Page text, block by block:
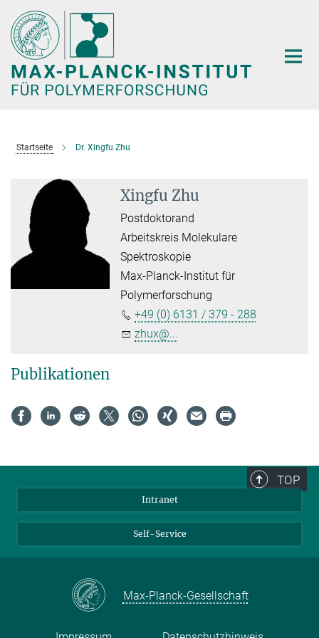
Hauptinhalt
Startseite Dr. Xingfu Zhu
Xingfu Zhu
Postdoktorand
Arbeitskreis Molekulare
Spektroskopie
Max-Planck-Institut für
Polymerforschung
+49 (0) 6131 / 379 - 288
zhux@...
Publikationen
TOP
Intranet
Self-Service
Max-Planck-Gesellschaft